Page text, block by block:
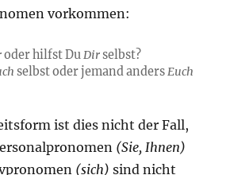
vorkommen:
oder hilfst DuDirselbst?
selbst oder jemand andersEuch
ist dies nicht der Fall,
(Sie, Ihnen)
(sich) sind nicht